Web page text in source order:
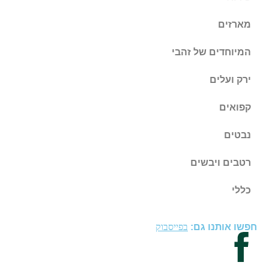
מארזים
המיוחדים של זהבי
ירק ועלים
קפואים
נבטים
רטבים ויבשים
כללי
חפשו אותנו גם: בפייסבוק